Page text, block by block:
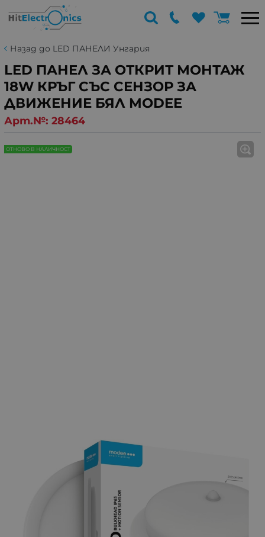
Назад до LED ПАНЕЛИ Унгария
LED ПАНЕЛ ЗА ОТКРИТ МОНТАЖ
18W КРЪГ СЪС СЕНЗОР ЗА
ДВИЖЕНИЕ БЯЛ MODEE
Арт.№: 28464
ОТНОВО В НАЛИЧНОСТ